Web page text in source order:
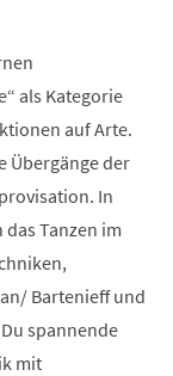
als Kategorie
auf Arte.
Übergänge der
In
Tanzen im
Bartenieff und
spannende
mit